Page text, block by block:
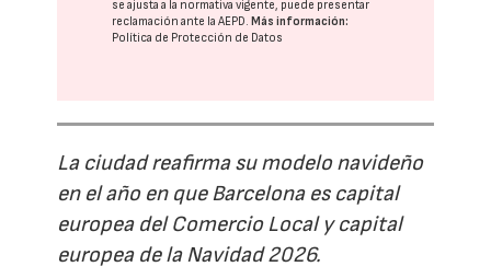
se ajusta a la normativa vigente, puede presentar
reclamación ante laAEPD. Más información:
Política de Protección de Datos
La ciudad reafirma su modelo navideño
en el año en que Barcelona es capital
europea del Comercio Local y capital
europea de la Navidad 2026.